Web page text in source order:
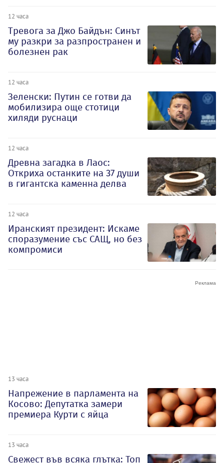
12 часа
Тревога за Джо Байдън: Синът
му разкри за разпространен и
болезнен рак
12 часа
Зеленски: Путин се готви да
мобилизира още стотици
хиляди руснаци
12 часа
Древна загадка в Лаос:
Откриха останките на 37 души
в гигантска каменна делва
12 часа
Иранският президент: Искаме
споразумение със САЩ, но без
компромиси
13 часа
Напрежение в парламента на
Косово: Депутатка замери
премиера Курти с яйца
13 часа
Свежест във всяка глътка: Топ